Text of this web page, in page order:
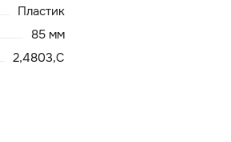
Пластик
85 мм
2,4803,C
центр